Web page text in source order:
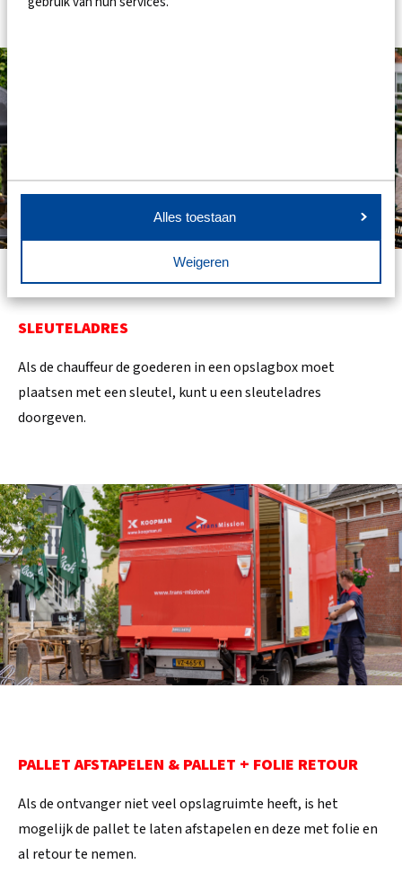
Alles toestaan
Weigeren
SLEUTELADRES
Als de chauffeur de goederen in een opslagbox moet
plaatsen met een sleutel, kunt u een sleuteladres
doorgeven.
PALLET AFSTAPELEN & PALLET + FOLIE RETOUR
Als de ontvanger niet veel opslagruimte heeft, is het
mogelijk de pallet te laten afstapelen en deze met folie en
al retour te nemen.